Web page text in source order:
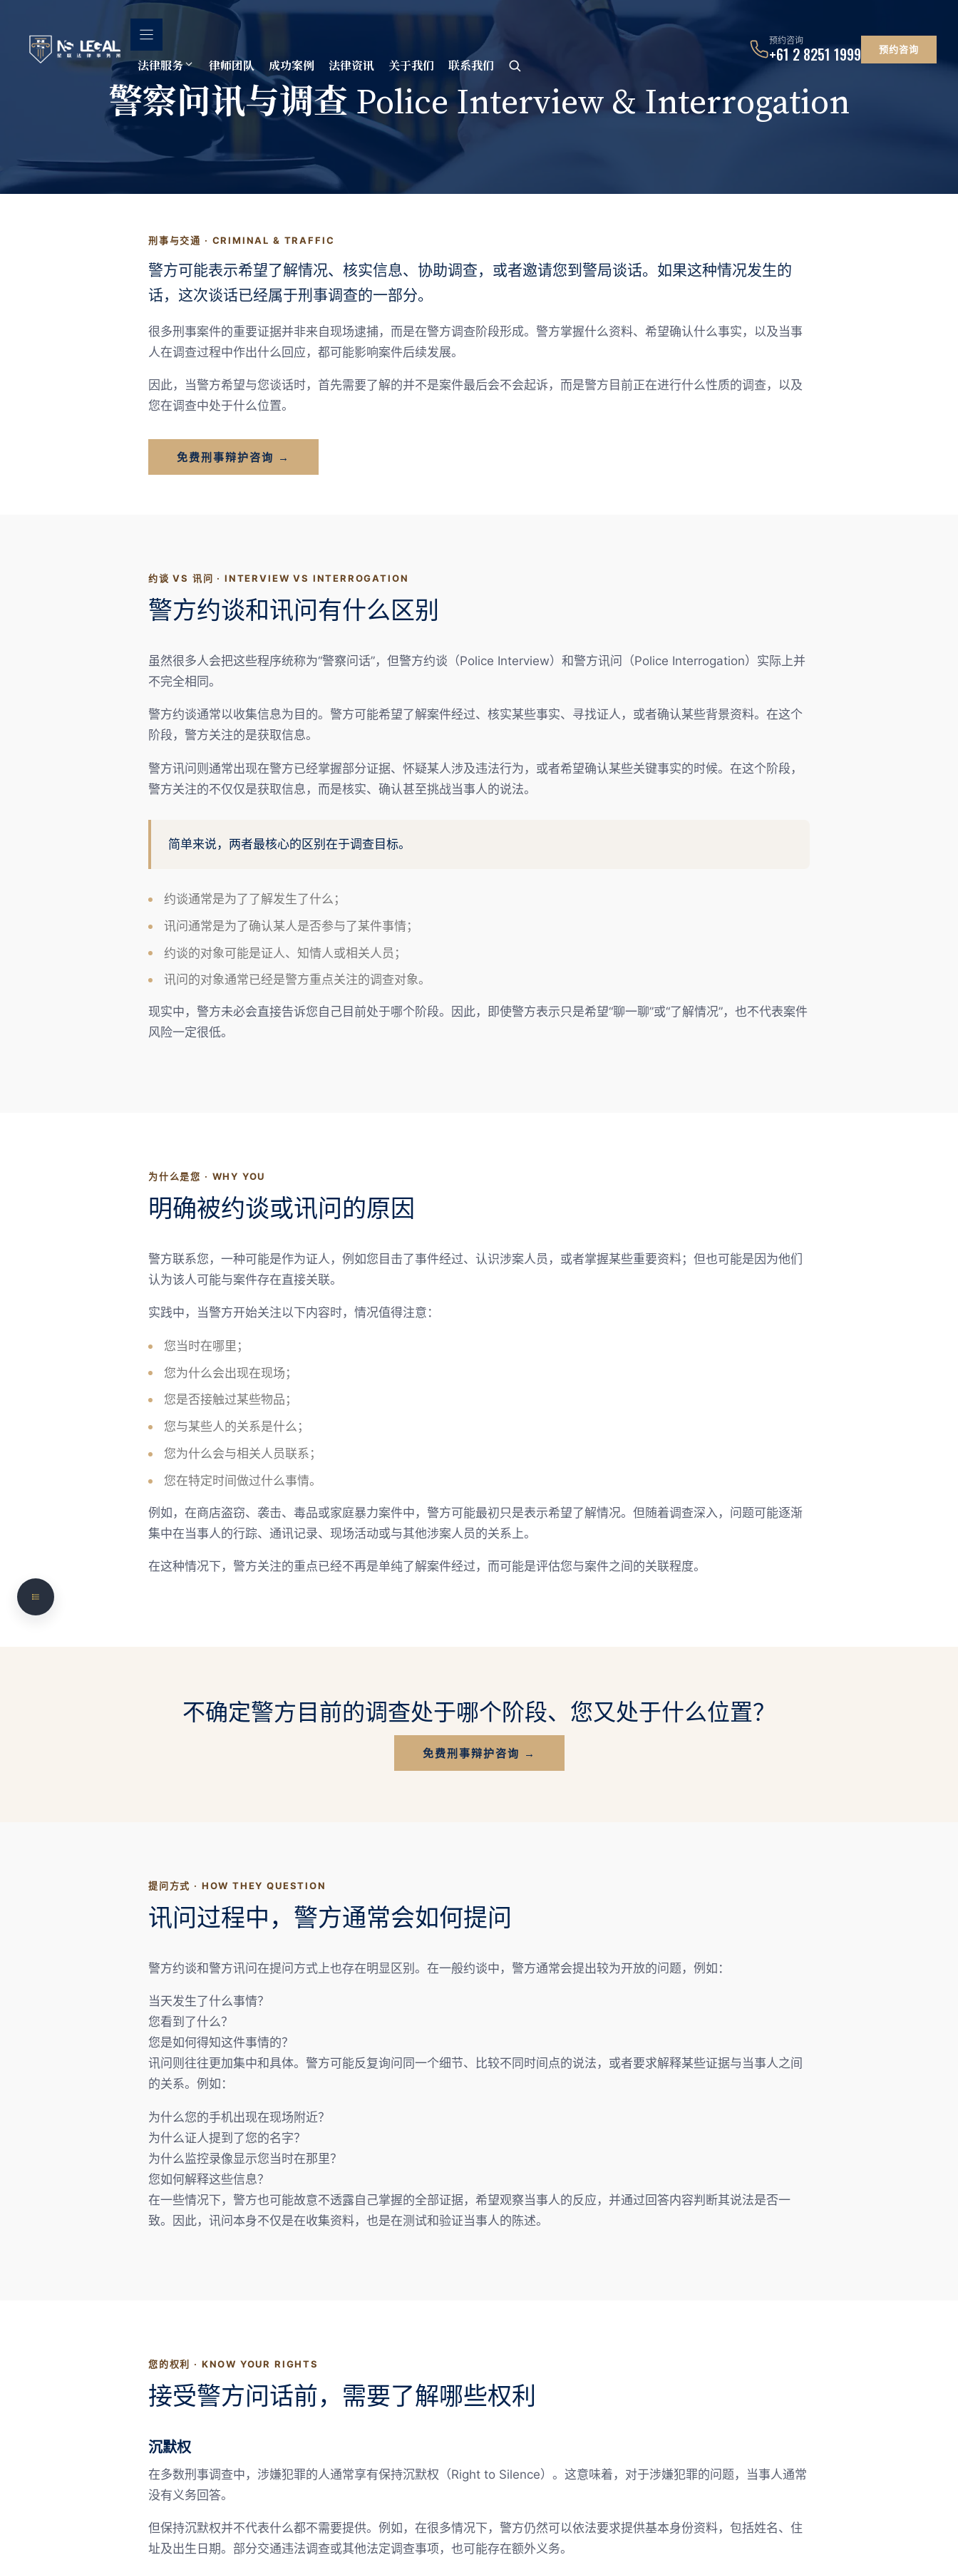
法律服务 律师团队 成功案例 法律资讯 关于我们 联系我们
预约咨询
+61 2 8251 1999 预约咨询
警察问讯与调查 Police Interview & Interrogation
刑事与交通 · CRIMINAL & TRAFFIC
警方可能表示希望了解情况、核实信息、协助调查，或者邀请您到警局谈话。如果这种情况发生的
话，这次谈话已经属于刑事调查的一部分。
很多刑事案件的重要证据并非来自现场逮捕，而是在警方调查阶段形成。警方掌握什么资料、希望确认什么事实，以及当事
人在调查过程中作出什么回应，都可能影响案件后续发展。
因此，当警方希望与您谈话时，首先需要了解的并不是案件最后会不会起诉，而是警方目前正在进行什么性质的调查，以及
您在调查中处于什么位置。
免费刑事辩护咨询 →
约谈 VS 讯问 · INTERVIEW VS INTERROGATION
警方约谈和讯问有什么区别
虽然很多人会把这些程序统称为“警察问话”，但警方约谈（Police Interview）和警方讯问（Police Interrogation）实际上并
不完全相同。
警方约谈通常以收集信息为目的。警方可能希望了解案件经过、核实某些事实、寻找证人，或者确认某些背景资料。在这个
阶段，警方关注的是获取信息。
警方讯问则通常出现在警方已经掌握部分证据、怀疑某人涉及违法行为，或者希望确认某些关键事实的时候。在这个阶段，
警方关注的不仅仅是获取信息，而是核实、确认甚至挑战当事人的说法。
简单来说，两者最核心的区别在于调查目标。
约谈通常是为了了解发生了什么；
讯问通常是为了确认某人是否参与了某件事情；
约谈的对象可能是证人、知情人或相关人员；
讯问的对象通常已经是警方重点关注的调查对象。
现实中，警方未必会直接告诉您自己目前处于哪个阶段。因此，即使警方表示只是希望“聊一聊”或“了解情况”，也不代表案件
风险一定很低。
为什么是您 · WHY YOU
明确被约谈或讯问的原因
警方联系您，一种可能是作为证人，例如您目击了事件经过、认识涉案人员，或者掌握某些重要资料；但也可能是因为他们
认为该人可能与案件存在直接关联。
实践中，当警方开始关注以下内容时，情况值得注意：
您当时在哪里；
您为什么会出现在现场；
您是否接触过某些物品；
您与某些人的关系是什么；
您为什么会与相关人员联系；
您在特定时间做过什么事情。
例如，在商店盗窃、袭击、毒品或家庭暴力案件中，警方可能最初只是表示希望了解情况。但随着调查深入，问题可能逐渐
集中在当事人的行踪、通讯记录、现场活动或与其他涉案人员的关系上。
在这种情况下，警方关注的重点已经不再是单纯了解案件经过，而可能是评估您与案件之间的关联程度。
不确定警方目前的调查处于哪个阶段、您又处于什么位置？
免费刑事辩护咨询 →
提问方式 · HOW THEY QUESTION
讯问过程中，警方通常会如何提问
警方约谈和警方讯问在提问方式上也存在明显区别。在一般约谈中，警方通常会提出较为开放的问题，例如：
当天发生了什么事情？
您看到了什么？
您是如何得知这件事情的？
讯问则往往更加集中和具体。警方可能反复询问同一个细节、比较不同时间点的说法，或者要求解释某些证据与当事人之间
的关系。例如：
为什么您的手机出现在现场附近？
为什么证人提到了您的名字？
为什么监控录像显示您当时在那里？
您如何解释这些信息？
在一些情况下，警方也可能故意不透露自己掌握的全部证据，希望观察当事人的反应，并通过回答内容判断其说法是否一
致。因此，讯问本身不仅是在收集资料，也是在测试和验证当事人的陈述。
您的权利 · KNOW YOUR RIGHTS
接受警方问话前，需要了解哪些权利
沉默权
在多数刑事调查中，涉嫌犯罪的人通常享有保持沉默权（Right to Silence）。这意味着，对于涉嫌犯罪的问题，当事人通常
没有义务回答。
但保持沉默权并不代表什么都不需要提供。例如，在很多情况下，警方仍然可以依法要求提供基本身份资料，包括姓名、住
址及出生日期。部分交通违法调查或其他法定调查事项，也可能存在额外义务。
警方约谈和讯问有什么区别
明确被约谈或讯问的原因
不确定警方目前的调查处于哪个阶段、您又处于什